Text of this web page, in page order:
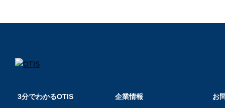
3分でわかるOTIS 企業情報 お